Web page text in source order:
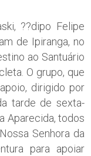
??dipo Felipe
de Ipiranga, no
ao Santuário
O grupo, que
dirigido por
tarde de sexta-
Aparecida, todos
Senhora da
para apoiar